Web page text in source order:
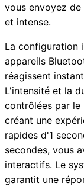
vous envoyez
et intense.
La configuration
appareils
réagissent
L'intensité et la
contrôlées par le
créant une
rapides d'1
secondes, vous
interactifs. Le
garantit une